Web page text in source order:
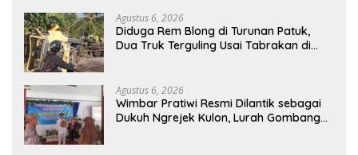
Agustus 6, 2026
Diduga Rem Blong di Turunan Patuk,
Dua Truk Terguling Usai Tabrakan di
Agustus 6, 2026
Wimbar Pratiwi Resmi Dilantik sebagai
Dukuh Ngrejek Kulon, Lurah Gombang